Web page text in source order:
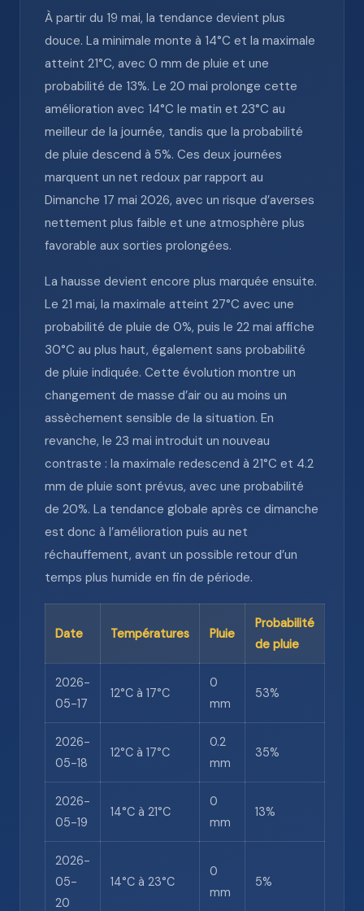
À partir du 19 mai, la tendance devient plus
douce. La minimale monte à 14°C et la maximale
atteint 21°C, avec 0 mm de pluie et une
probabilité de 13%. Le 20 mai prolonge cette
amélioration avec 14°C le matin et 23°C au
meilleur de la journée, tandis que la probabilité
de pluie descend à 5%. Ces deux journées
marquent un net redoux par rapport au
Dimanche 17 mai 2026, avec un risque d’averses
nettement plus faible et une atmosphère plus
favorable aux sorties prolongées.
La hausse devient encore plus marquée ensuite.
Le 21 mai, la maximale atteint 27°C avec une
probabilité de pluie de 0%, puis le 22 mai affiche
30°C au plus haut, également sans probabilité
de pluie indiquée. Cette évolution montre un
changement de masse d’air ou au moins un
assèchement sensible de la situation. En
revanche, le 23 mai introduit un nouveau
contraste : la maximale redescend à 21°C et 4.2
mm de pluie sont prévus, avec une probabilité
de 20%. La tendance globale après ce dimanche
est donc à l’amélioration puis au net
réchauffement, avant un possible retour d’un
temps plus humide en fin de période.
Date Températures Pluie
Probabilité
de pluie
2026-
05-17
12°C à 17°C
0
mm
53%
2026-
05-18
12°C à 17°C
0.2
mm
35%
2026-
05-19
14°C à 21°C
0
mm
13%
2026-
05-
20
14°C à 23°C
0
mm
5%